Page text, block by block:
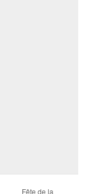
Fête de la